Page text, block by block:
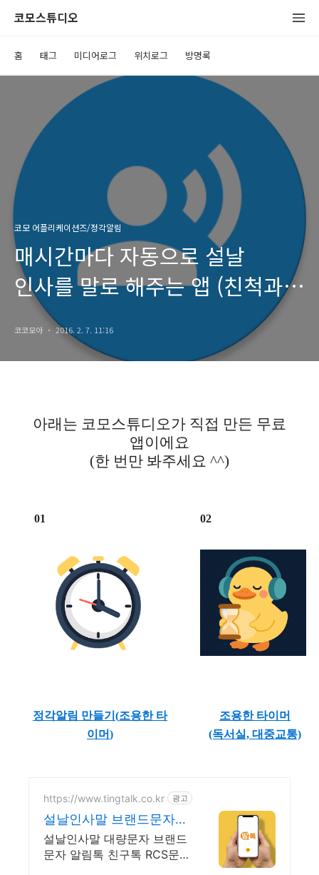
코모스튜디오
홈 태그 미디어로그 위치로그 방명록
코모 어플리케이션즈/정각알림
매시간마다 자동으로 설날
인사를 말로 해주는 앱 (친척과
가족들에게 따뜻한 마음을 대신
전해보세요!)
코코모아 2016. 2. 7. 11:16
아래는 코모스튜디오가 직접 만든 무료
앱이에요
(한 번만 봐주세요 ^^)
01 02
정각알림 만들기(조용한 타
이머)
조용한 타이머
(독서실, 대중교통)
https://www.tingtalk.co.kr 광고
설날인사말 브랜드문자
띵톡!
설날인사말 대량문자 브랜드
문자 알림톡 친구톡 RCS문